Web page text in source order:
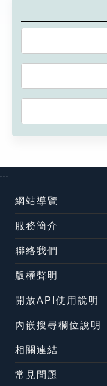
:::
網站導覽
服務簡介
聯絡我們
版權聲明
開放API使用說明
內嵌搜尋欄位說明
相關連結
常見問題